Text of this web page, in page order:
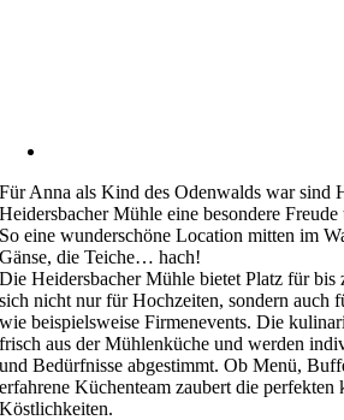
Für Anna als Kind des Odenwalds war sind
Heidersbacher Mühle eine besondere
So eine wunderschöne Location mitten im
Gänse, die Teiche… hach!
Die Heidersbacher Mühle bietet Platz für bis
sich nicht nur für Hochzeiten, sondern auch
wie beispielsweise Firmenevents. Die
frisch aus der Mühlenküche und werden
und Bedürfnisse abgestimmt. Ob Menü,
erfahrene Küchenteam zaubert die perfekten
Köstlichkeiten.